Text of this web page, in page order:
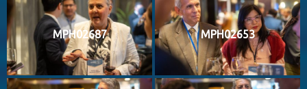
MPH02687 MPH02653